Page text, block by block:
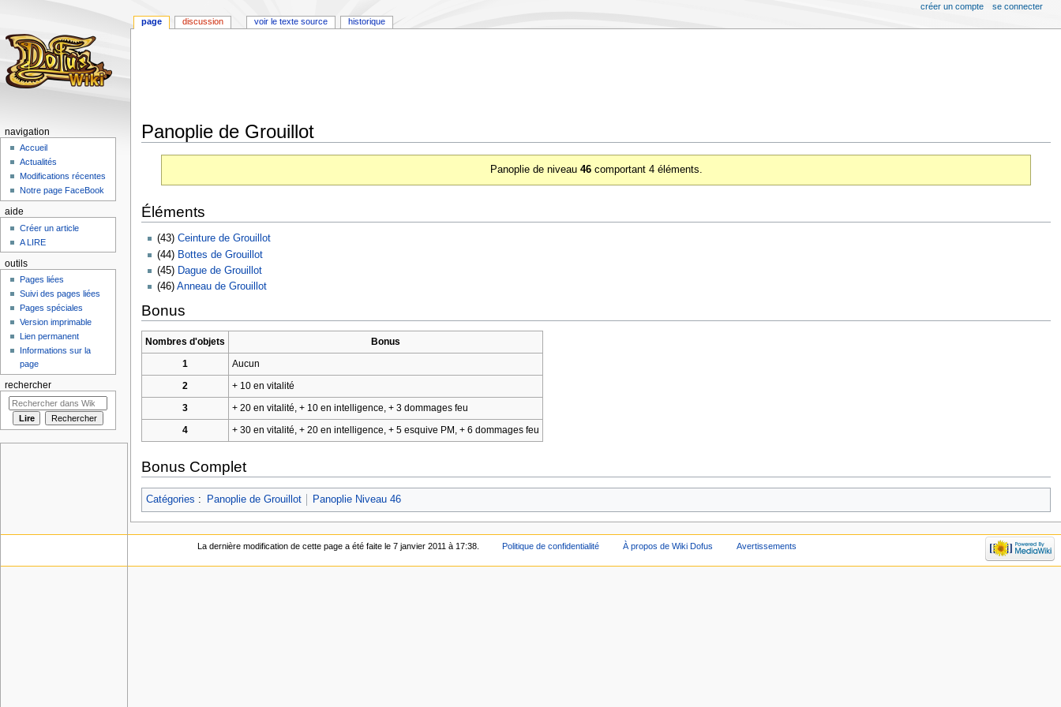
Panoplie de Grouillot
navigation
recherche
Panoplie de niveau 46comportant 4 éléments.
Éléments
(43)Ceinture de Grouillot
(44) Bottes de Grouillot
(45) Dague de Grouillot
(46)Anneau de Grouillot
Bonus
Nombres d'objets
Bonus
1
Aucun
2
+ 10 en vitalité
3
+ 20 en vitalité, + 10 en intelligence, + 3 dommages feu
4
+ 30 en vitalité, + 20 en intelligence, + 5 esquive PM, + 6 dommages feu
Bonus Complet
Catégories : Panoplie de Grouillot Panoplie Niveau 46
page discussion voir le texte source historique
créer un compte se connecter
navigation
Accueil
Actualités
Modifications récentes
Notre page FaceBook
aide
Créer un article
A LIRE
outils
Pages liées
Suivi des pages liées
Pages spéciales
Version imprimable
Lien permanent
Informations sur la
page
rechercher
La dernière modification de cette page a été faite le 7 janvier 2011 à 17:38. Politique de confidentialité À propos de Wiki Dofus Avertissements